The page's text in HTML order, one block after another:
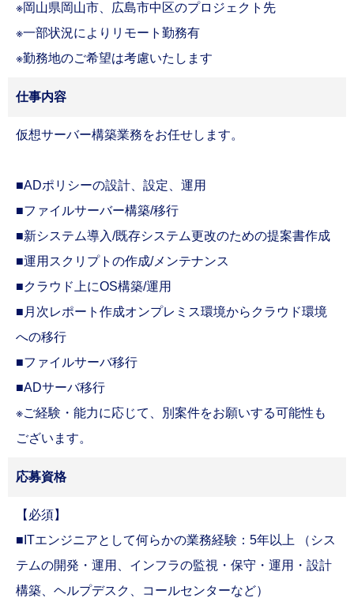
FAQ よくある質問
よくある質問
お問い合わせ
Career Recruitment
募集職種
障がい者採用
アルムナイライン登録
シニア採用
キャリア登録
ENTRY 採用資料
※岡山県岡山市、広島市中区のプロジェクト先
※一部状況によりリモート勤務有
※勤務地のご希望は考慮いたします
仕事内容
仮想サーバー構築業務をお任せします。
■ADポリシーの設計、設定、運用
■ファイルサーバー構築/移行
■新システム導入/既存システム更改のための提案書作成
■運用スクリプトの作成/メンテナンス
■クラウド上にOS構築/運用
■月次レポート作成オンプレミス環境からクラウド環境
への移行
■ファイルサーバ移行
■ADサーバ移行
※ご経験・能力に応じて、別案件をお願いする可能性も
ございます。
応募資格
【必須】
■ITエンジニアとして何らかの業務経験：5年以上 （シス
テムの開発・運用、インフラの監視・保守・運用・設計
構築、ヘルプデスク、コールセンターなど）